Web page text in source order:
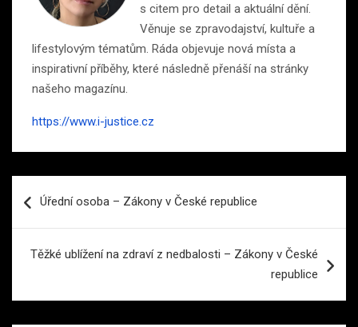
s citem pro detail a aktuální dění.
Věnuje se zpravodajství, kultuře a
lifestylovým tématům. Ráda objevuje nová místa a
inspirativní příběhy, které následně přenáší na stránky
našeho magazínu.
https://www.i-justice.cz
proÚřední osoba – Zákony v České republice
Těžké ublížení na zdraví z nedbalosti – Zákony v České
republice